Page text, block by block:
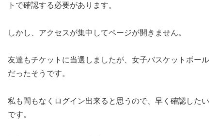
トで確認する必要があります。
しかし、アクセスが集中してページが開きません。
友達もチケットに当選しましたが、女子バスケットボール
だったそうです。
私も間もなくログイン出来ると思うので、早く確認したい
です。